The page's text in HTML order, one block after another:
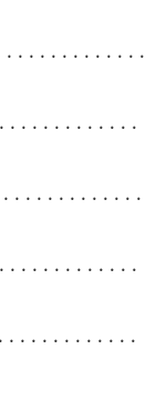
. . . . . . . . . . . .
. . . . . . . . . . .
. . . . . . . . . . . .
. . . . . . . . . . .
. . . . . . . . . . .